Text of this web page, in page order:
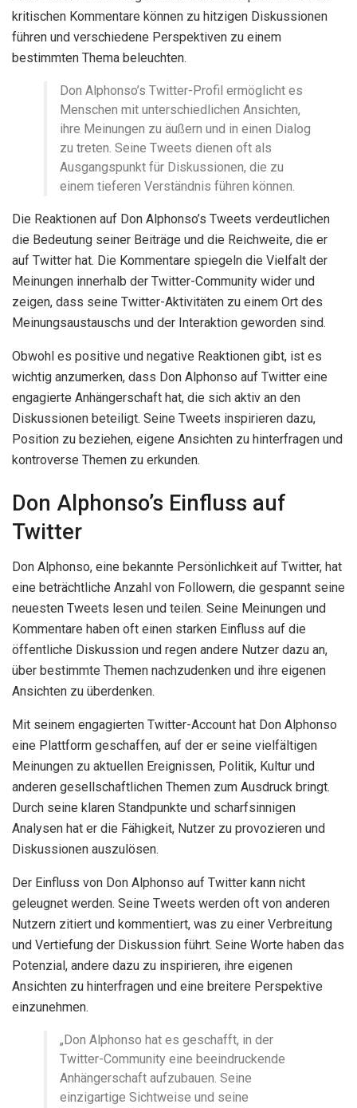
kritischen Kommentare können zu hitzigen Diskussionen
führen und verschiedene Perspektiven zu einem
bestimmten Thema beleuchten.
Don Alphonso’s Twitter-Profil ermöglicht es
Menschen mit unterschiedlichen Ansichten,
ihre Meinungen zu äußern und in einen Dialog
zu treten. Seine Tweets dienen oft als
Ausgangspunkt für Diskussionen, die zu
einem tieferen Verständnis führen können.
Die Reaktionen auf Don Alphonso’s Tweets verdeutlichen
die Bedeutung seiner Beiträge und die Reichweite, die er
auf Twitter hat. Die Kommentare spiegeln die Vielfalt der
Meinungen innerhalb der Twitter-Community wider und
zeigen, dass seine Twitter-Aktivitäten zu einem Ort des
Meinungsaustauschs und der Interaktion geworden sind.
Obwohl es positive und negative Reaktionen gibt, ist es
wichtig anzumerken, dass Don Alphonso auf Twitter eine
engagierte Anhängerschaft hat, die sich aktiv an den
Diskussionen beteiligt. Seine Tweets inspirieren dazu,
Position zu beziehen, eigene Ansichten zu hinterfragen und
kontroverse Themen zu erkunden.
Don Alphonso’s Einfluss auf
Twitter
Don Alphonso, eine bekannte Persönlichkeit auf Twitter, hat
eine beträchtliche Anzahl von Followern, die gespannt seine
neuesten Tweets lesen und teilen. Seine Meinungen und
Kommentare haben oft einen starken Einfluss auf die
öffentliche Diskussion und regen andere Nutzer dazu an,
über bestimmte Themen nachzudenken und ihre eigenen
Ansichten zu überdenken.
Mit seinem engagierten Twitter-Account hat Don Alphonso
eine Plattform geschaffen, auf der er seine vielfältigen
Meinungen zu aktuellen Ereignissen, Politik, Kultur und
anderen gesellschaftlichen Themen zum Ausdruck bringt.
Durch seine klaren Standpunkte und scharfsinnigen
Analysen hat er die Fähigkeit, Nutzer zu provozieren und
Diskussionen auszulösen.
Der Einfluss von Don Alphonso auf Twitter kann nicht
geleugnet werden. Seine Tweets werden oft von anderen
Nutzern zitiert und kommentiert, was zu einer Verbreitung
und Vertiefung der Diskussion führt. Seine Worte haben das
Potenzial, andere dazu zu inspirieren, ihre eigenen
Ansichten zu hinterfragen und eine breitere Perspektive
einzunehmen.
„Don Alphonso hat es geschafft, in der
Twitter-Community eine beeindruckende
Anhängerschaft aufzubauen. Seine
einzigartige Sichtweise und seine